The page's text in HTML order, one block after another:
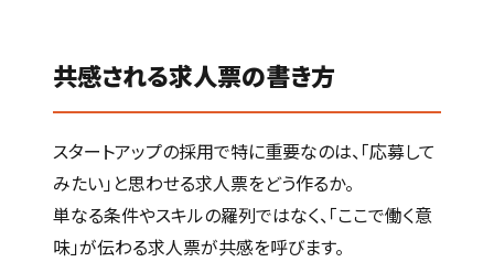
共感される求人票の書き方
スタートアップの採用で特に重要なのは、「応募して
みたい」と思わせる求人票をどう作るか。
単なる条件やスキルの羅列ではなく、「ここで働く意
味」が伝わる求人票が共感を呼びます。